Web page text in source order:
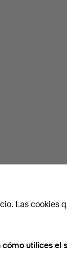
Las cookies
utilices el